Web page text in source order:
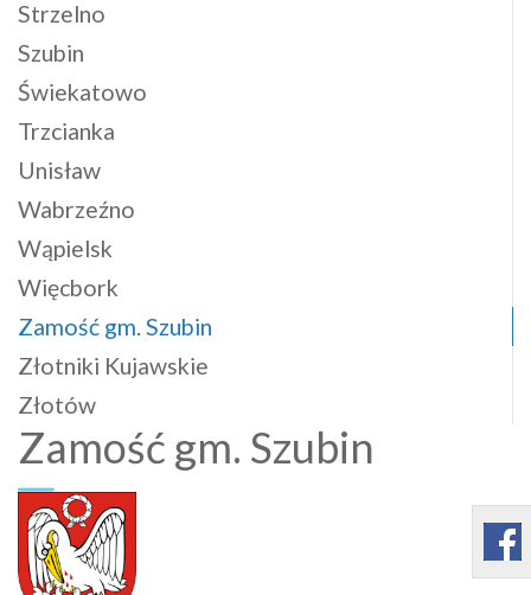
Strzelno
Szubin
Świekatowo
Trzcianka
Unisław
Wabrzeźno
Wąpielsk
Więcbork
Zamość gm. Szubin
Złotniki Kujawskie
Złotów
Zamość gm. Szubin